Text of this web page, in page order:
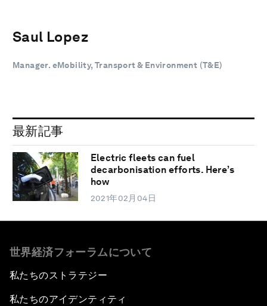
Saul Lopez
Manager. eMobility, Transport & Environment (T&E)
最新記事
Electric fleets can fuel
decarbonisation efforts. Here’s
how
2021年02月04日
世界経済フォーラムについて
私たちのストラテジー
私たちのアイデンティティ